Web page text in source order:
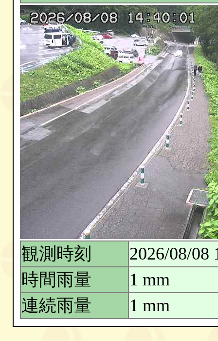
観測時刻
2026/08/08
時間雨量
1 mm
連続雨量
1 mm